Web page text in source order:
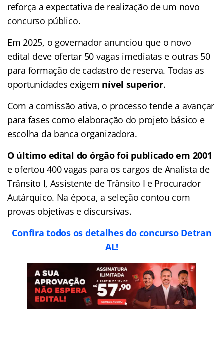
reforça a expectativa de realização de um novo
concurso público.
Em 2025, o governador anunciou que o novo
edital deve ofertar 50 vagas imediatas e outras 50
para formação de cadastro de reserva. Todas as
oportunidades exigem nível superior.
Com a comissão ativa, o processo tende a avançar
para fases como elaboração do projeto básico e
escolha da banca organizadora.
O último edital do órgão foi publicado em 2001
e ofertou 400 vagas para os cargos de Analista de
Trânsito I, Assistente de Trânsito I e Procurador
Autárquico. Na época, a seleção contou com
provas objetivas e discursivas.
Confira todos os detalhes do concurso Detran
AL!